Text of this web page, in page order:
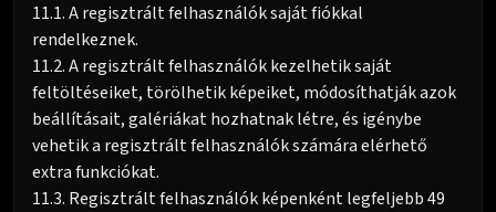
11.1. A regisztrált felhasználók saját fiókkal
rendelkeznek.
11.2. A regisztrált felhasználók kezelhetik saját
feltöltéseiket, törölhetik képeiket, módosíthatják azok
beállításait, galériákat hozhatnak létre, és igénybe
vehetik a regisztrált felhasználók számára elérhető
extra funkciókat.
11.3. Regisztrált felhasználók képenként legfeljebb 49